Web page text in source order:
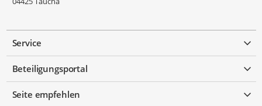
Service
Beteiligungsportal
Seite empfehlen